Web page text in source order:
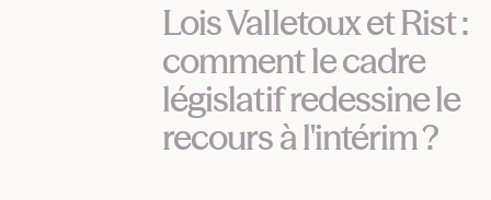
Lois Valletoux et Rist :
comment le cadre
législatif redessine le
recours à l'intérim ?